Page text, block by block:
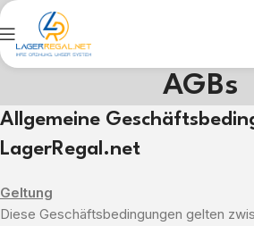
AGBs
Allgemeine
LagerRegal.net
Geltung
Diese Geschäftsbedingungen gelten